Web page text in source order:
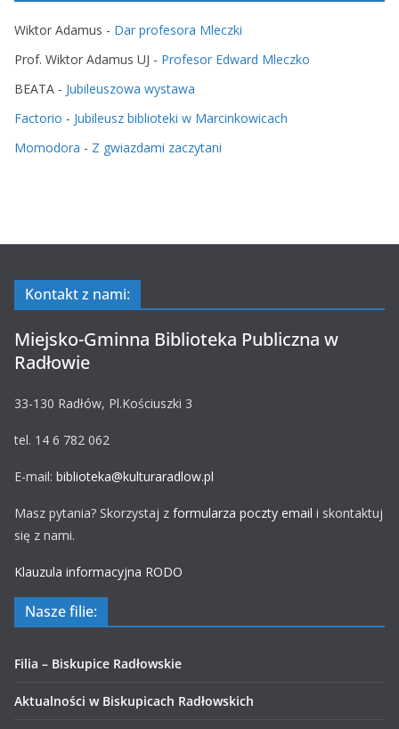
Wiktor Adamus - Dar profesora Mleczki
Prof. Wiktor Adamus UJ - Profesor Edward Mleczko
BEATA - Jubileuszowa wystawa
Factorio - Jubileusz biblioteki w Marcinkowicach
Momodora - Z gwiazdami zaczytani
Kontakt z nami:
Miejsko-Gminna Biblioteka Publiczna w
Radłowie
33-130 Radłów, Pl.Kościuszki 3
tel. 14 6 782 062
E-mail: biblioteka@kulturaradlow.pl
Masz pytania? Skorzystaj z formularza poczty email i skontaktuj
się z nami.
Klauzula informacyjna RODO
Nasze filie:
Filia – Biskupice Radłowskie
Aktualności w Biskupicach Radłowskich